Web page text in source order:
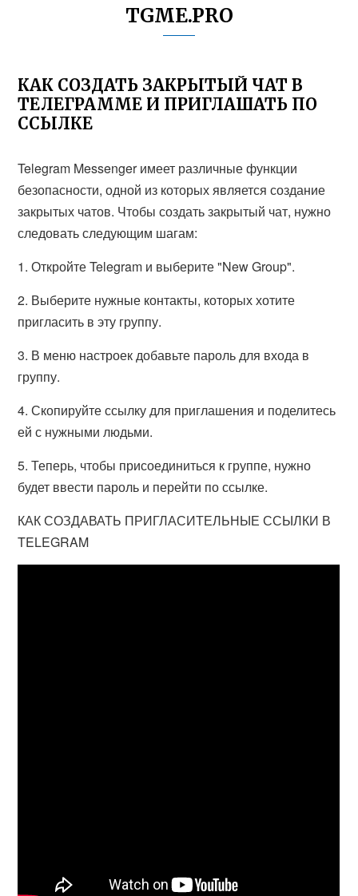
TGME.PRO
КАК СОЗДАТЬ ЗАКРЫТЫЙ ЧАТ В
ТЕЛЕГРАММЕ И ПРИГЛАШАТЬ ПО
ССЫЛКЕ
Telegram Messenger имеет различные функции
безопасности, одной из которых является создание
закрытых чатов. Чтобы создать закрытый чат, нужно
следовать следующим шагам:
1. Откройте Telegram и выберите "New Group".
2. Выберите нужные контакты, которых хотите
пригласить в эту группу.
3. В меню настроек добавьте пароль для входа в
группу.
4. Скопируйте ссылку для приглашения и поделитесь
ей с нужными людьми.
5. Теперь, чтобы присоединиться к группе, нужно
будет ввести пароль и перейти по ссылке.
КАК СОЗДАВАТЬ ПРИГЛАСИТЕЛЬНЫЕ ССЫЛКИ В
TELEGRAM